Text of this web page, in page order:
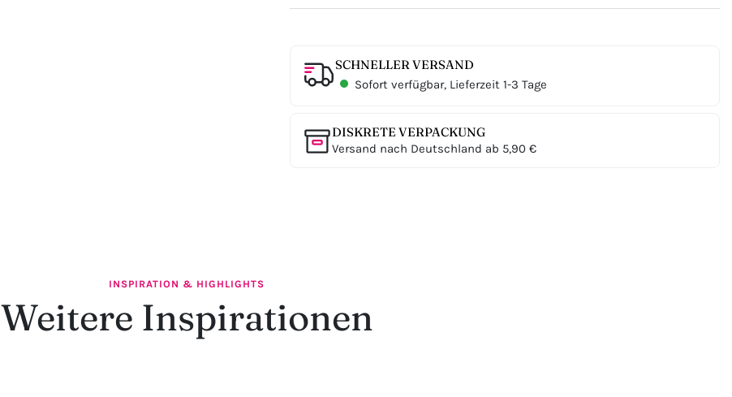
SCHNELLER VERSAND
Sofort verfügbar, Lieferzeit 1-3 Tage
DISKRETE VERPACKUNG
Versand nach Deutschland ab 5,90 €
INSPIRATION & HIGHLIGHTS
Weitere Inspirationen